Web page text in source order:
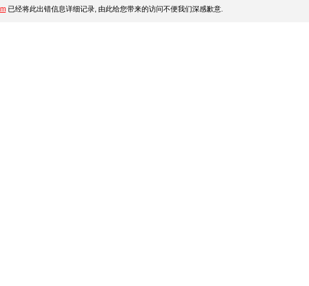
已经将此出错信息详细记录, 由此给您带来的访问不便我们深感歉意.